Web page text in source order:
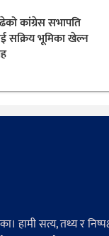
कांग्रेस सभापति
सक्रिय भूमिका खेल्न
हामी सत्य, तथ्य र